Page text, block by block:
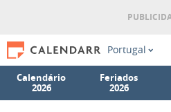
Portugal
Calendário
2026
Feriados
2026